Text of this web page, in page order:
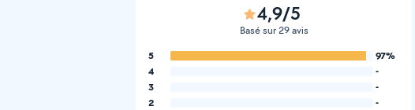
4,9/5
Basé sur 29 avis
5
97%
4
-
3
-
2
-